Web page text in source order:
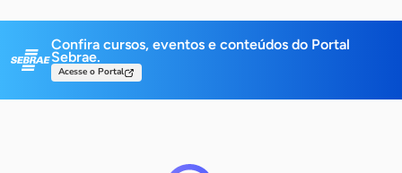
Confira cursos, eventos e conteúdos do Portal
Sebrae.
Acesse o Portal